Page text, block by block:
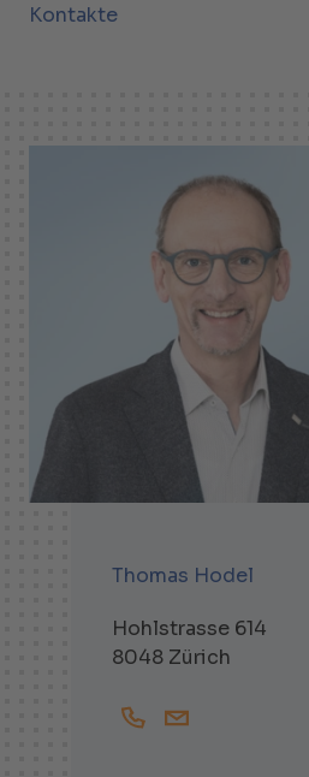
Kontakte
Thomas Hodel
Hohlstrasse 614
8048 Zürich
+41444381773